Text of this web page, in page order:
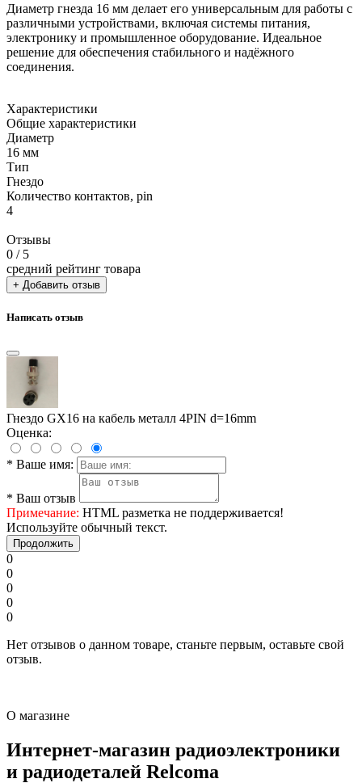
Диаметр гнезда 16 мм делает его универсальным для работы с
различными устройствами, включая системы питания,
электронику и промышленное оборудование. Идеальное
решение для обеспечения стабильного и надёжного
соединения.
Характеристики
Общие характеристики
Диаметр
16 мм
Тип
Гнездо
Количество контактов, pin
4
Отзывы
0 / 5
средний рейтинг товара
+ Добавить отзыв
Написать отзыв
Гнездо GX16 на кабель металл 4PIN d=16mm
Оценка:
* Ваше имя:
* Ваш отзыв
Примечание: HTML разметка не поддерживается!
Используйте обычный текст.
Продолжить
0
0
0
0
0
Нет отзывов о данном товаре, станьте первым, оставьте свой
отзыв.
О магазине
Интернет-магазин радиоэлектроники
и радиодеталей Relcoma